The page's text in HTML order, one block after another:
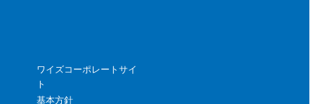
ワイズコーポレートサイ
ト
基本方針